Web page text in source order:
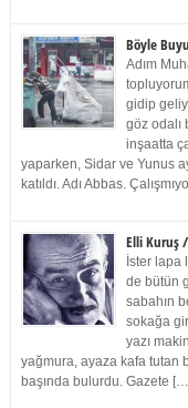
Böyle
Adım
gidip
göz odalı
inşaatta
yaparken, Sidar ve Yunus
katıldı. Adı Abbas.
Elli Kuruş
İster lapa
de bütün
sabahın
sokağa
yazı
yağmura, ayaza kafa tutan
başında bulurdu. Gazete